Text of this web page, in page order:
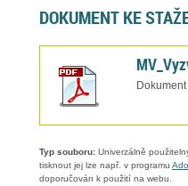
DOKUMENT KE
Typ souboru: Univerzálně
tisknout jej lze např. v programu
doporučován k použití na webu.